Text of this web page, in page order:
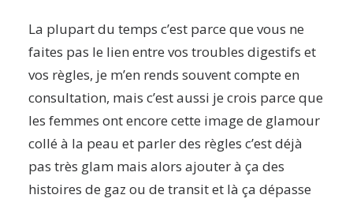
La plupart du temps c’est parce que vous ne
faites pas le lien entre vos troubles digestifs et
vos règles, je m’en rends souvent compte en
consultation, mais c’est aussi je crois parce que
les femmes ont encore cette image de glamour
collé à la peau et parler des règles c’est déjà
pas très glam mais alors ajouter à ça des
histoires de gaz ou de transit et là ça dépasse